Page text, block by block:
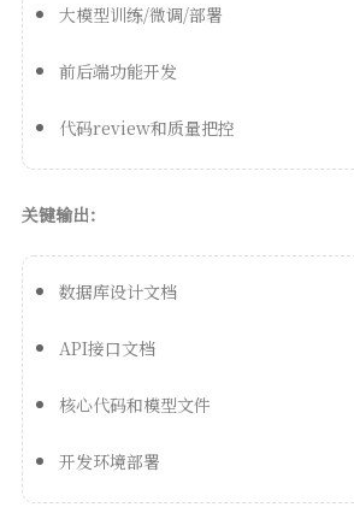
大模型训练/微调/部署
前后端功能开发
代码review和质量把控
关键输出：
数据库设计文档
API接口文档
核心代码和模型文件
开发环境部署